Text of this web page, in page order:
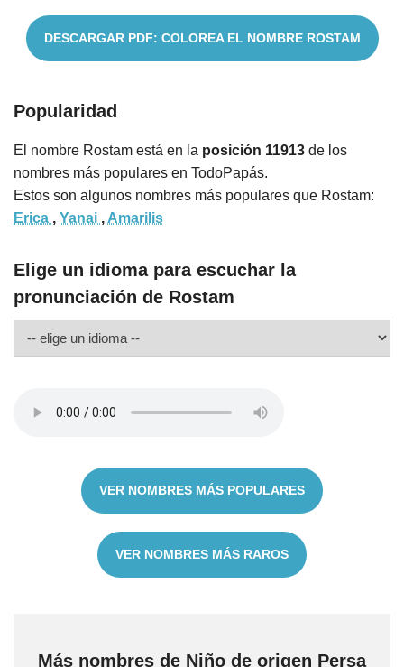
DESCARGAR PDF: COLOREA EL NOMBRE ROSTAM
Popularidad
El nombre Rostam está en la posición 11913 de los
nombres más populares en TodoPapás.
Estos son algunos nombres más populares que Rostam:
Erica , Yanai , Amarilis
Elige un idioma para escuchar la
pronunciación de Rostam
VER NOMBRES MÁS POPULARES
VER NOMBRES MÁS RAROS
Más nombres de Niño de origen Persa